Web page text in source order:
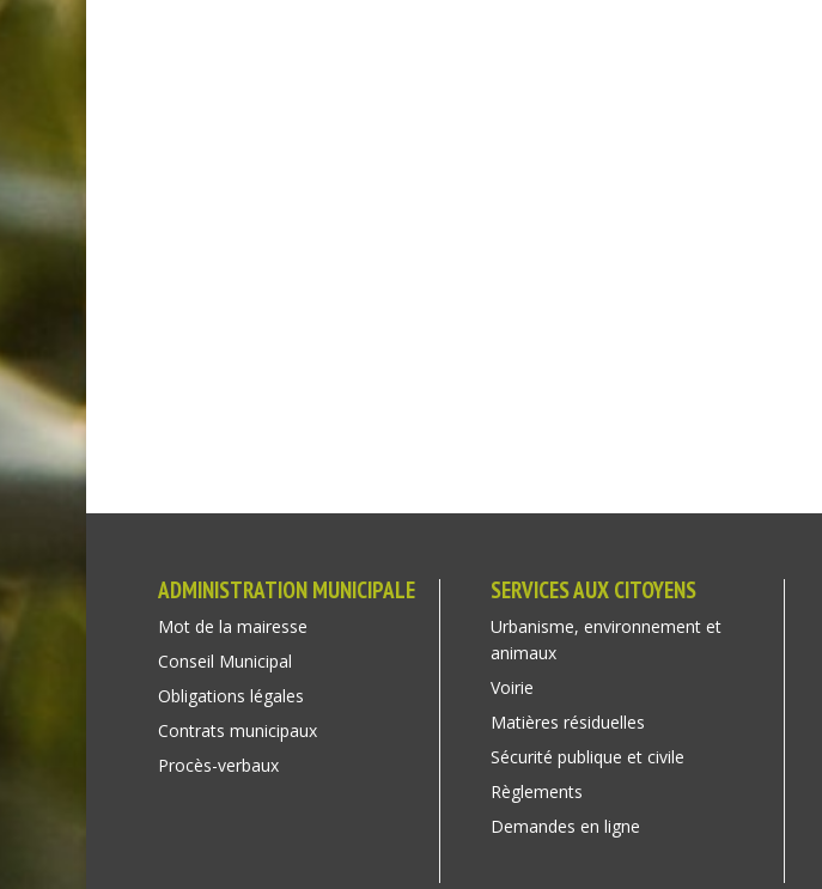
ADMINISTRATION MUNICIPALE
Mot de la mairesse
Conseil Municipal
Obligations légales
Contrats municipaux
Procès-verbaux
SERVICES AUX CITOYENS
Urbanisme, environnement et
animaux
Voirie
Matières résiduelles
Sécurité publique et civile
Règlements
Demandes en ligne